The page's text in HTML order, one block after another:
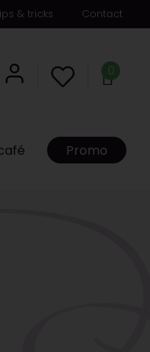
& tricks Contact
0
Promo